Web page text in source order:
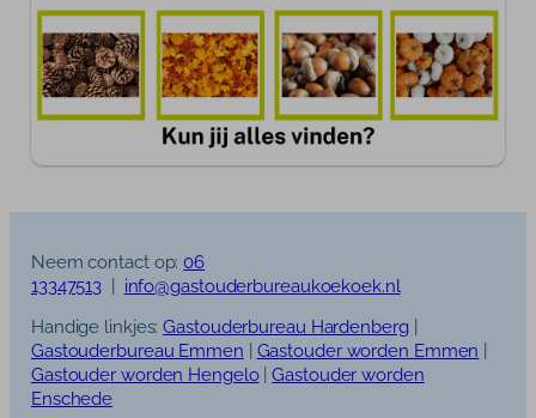
Neem contact op:06
13347513
info@gastouderbureaukoekoek.nl
Handige linkjes:Gastouderbureau Hardenberg|
Gastouderbureau Emmen
Gastouder worden Emmen
Gastouder worden Hengelo|Gastouder worden
Enschede